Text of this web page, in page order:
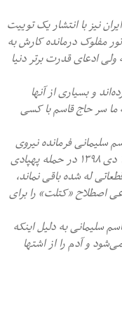
نیز با انتشار یک توییت
مفلوک درمانده کارش به
ادعای قدرت برتر دنیا
و بسیاری از آنها
سر حاج قاسم با کسی
فرمانده نیروی
قدس سپاه پاسداران انقلاب اسلامی سحرگاه ۱۳ دی ۱۳۹۸ در حمله پهپادی
له شده باقی نماند،
اصطلاح «کتلت» را برای
سلیمانی به دلیل اینکه
و آدم را از اشتها